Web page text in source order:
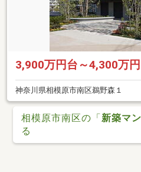
3,900万円台～4,300万
神奈川県相模原市南区鵜野森１
相模原市南区の「新築マ
る